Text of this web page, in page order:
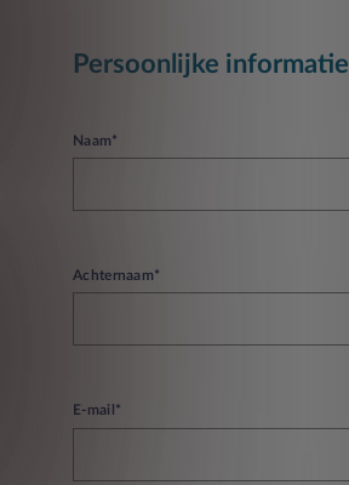
Persoonlijke informatie
Naam*
Achternaam*
E-mail*